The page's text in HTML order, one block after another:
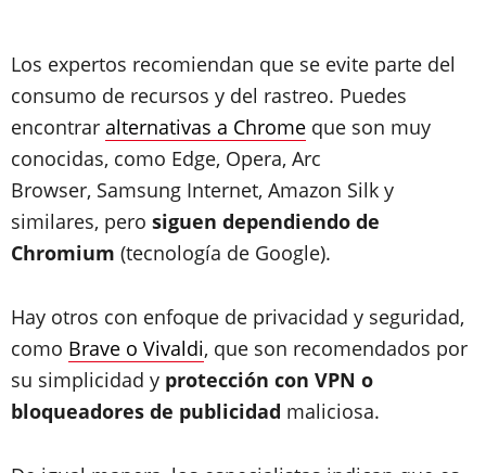
Los expertos recomiendan que se evite parte del
consumo de recursos y del rastreo. Puedes
encontrar alternativas a Chrome que son muy
conocidas, como Edge, Opera, Arc
Browser, Samsung Internet, Amazon Silk y
similares, pero siguen dependiendo de
Chromium (tecnología de Google).
Hay otros con enfoque de privacidad y seguridad,
como Brave o Vivaldi, que son recomendados por
su simplicidad y protección con VPN o
bloqueadores de publicidad maliciosa.